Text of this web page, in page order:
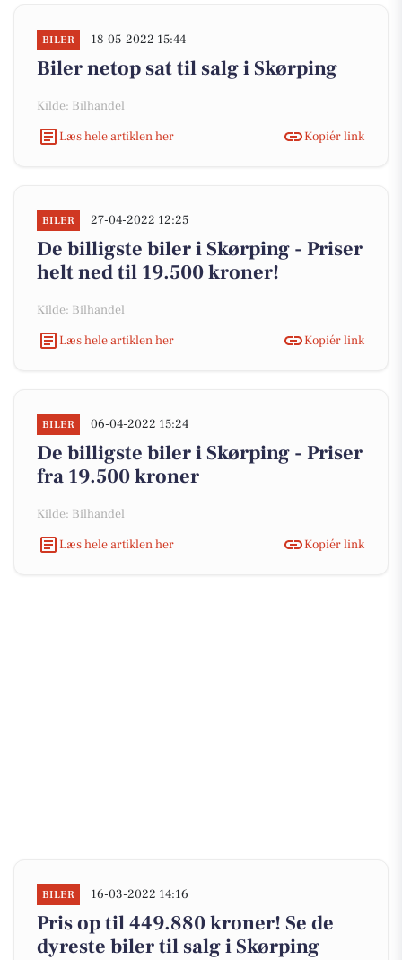
BILER 18-05-2022 15:44
Biler netop sat til salg i Skørping
Kilde: Bilhandel
Læs hele artiklen her
Kopiér link
BILER 27-04-2022 12:25
De billigste biler i Skørping - Priser
helt ned til 19.500 kroner!
Kilde: Bilhandel
Læs hele artiklen her
Kopiér link
BILER 06-04-2022 15:24
De billigste biler i Skørping - Priser
fra 19.500 kroner
Kilde: Bilhandel
Læs hele artiklen her
Kopiér link
BILER 16-03-2022 14:16
Pris op til 449.880 kroner! Se de
dyreste biler til salg i Skørping